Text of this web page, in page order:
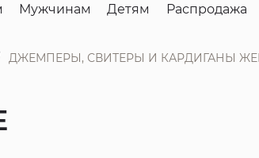
Мужчинам Детям Распродажа
ДЖЕМПЕРЫ, СВИТЕРЫ И КАРДИГАНЫ